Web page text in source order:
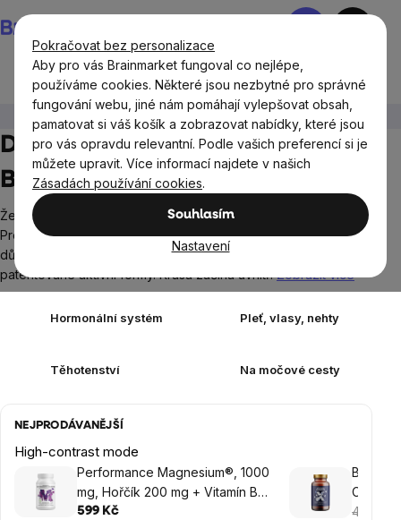
Pokračovat bez personalizace
Aby pro vás Brainmarket fungoval co nejlépe,
používáme cookies. Některé jsou nezbytné pro správné
fungování webu, jiné nám pomáhají vylepšovat obsah,
pamatovat si váš košík a zobrazovat nabídky, které jsou
pro vás opravdu relevantní. Podle vašich preferencí si je
můžete upravit. Více informací najdete v našich
Zásadách používání cookies.
Souhlasím
Nastavení
na
obsah
Nákupní
Ženy Doplňky stravy pro ženy Pro ženy
Doplňky stravy pro ženy -
BrainMax Women
Ženské tělo je propojený systém, který si zaslouží péči.
Prémiové produkty značky BrainMax proto osobně vyvíjíme s
důrazem na kvalitu surovin, transparentnost složení a
patentované aktivní formy. Krása začíná uvnitř! Zobrazit více
Hormonální systém Pleť, vlasy, nehty
Těhotenství Na močové cesty
NEJPRODÁVANĚJŠÍ
High-contrast mode
Performance Magnesium®, 1000
mg, Hořčík 200 mg + Vitamín B6
P5P, 100 vegan kapslí
599 Kč
499 Kč